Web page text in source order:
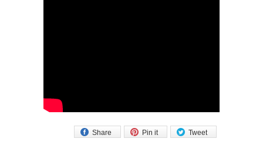
Tweet
Pin it
Share